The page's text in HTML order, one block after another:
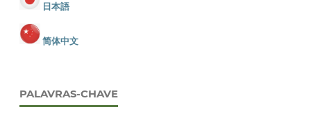
日本語
简体中文
PALAVRAS-CHAVE